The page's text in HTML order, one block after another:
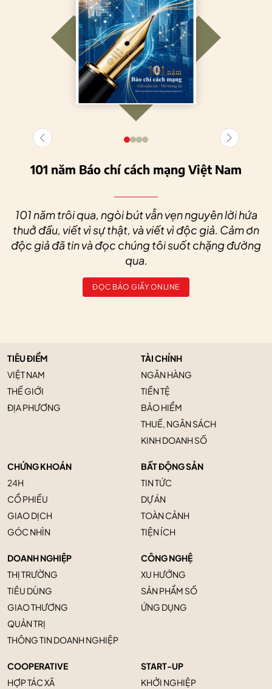
101 năm Báo chí cách mạng Việt Nam
101 năm trôi qua, ngòi bút vẫn vẹn nguyên lời hứa
thuở đầu, viết vì sự thật, và viết vì độc giả. Cảm ơn
độc giả đã tin và đọc chúng tôi suốt chặng đường
qua.
ĐỌC BÁO GIẤY ONLINE
TIÊU ĐIỂM
VIỆT NAM
THẾ GIỚI
ĐỊA PHƯƠNG
TÀI CHÍNH
NGÂN HÀNG
TIỀN TỆ
BẢO HIỂM
THUẾ, NGÂN SÁCH
KINH DOANH SỐ
CHỨNG KHOÁN
24H
CỔ PHIẾU
GIAO DỊCH
GÓC NHÌN
BẤT ĐỘNG SẢN
TIN TỨC
DỰ ÁN
TOÀN CẢNH
TIỆN ÍCH
DOANH NGHIỆP
THỊ TRƯỜNG
TIÊU DÙNG
GIAO THƯƠNG
QUẢN TRỊ
THÔNG TIN DOANH NGHIỆP
CÔNG NGHỆ
XU HƯỚNG
SẢN PHẨM SỐ
ỨNG DỤNG
COOPERATIVE
HỢP TÁC XÃ
START-UP
KHỞI NGHIỆP